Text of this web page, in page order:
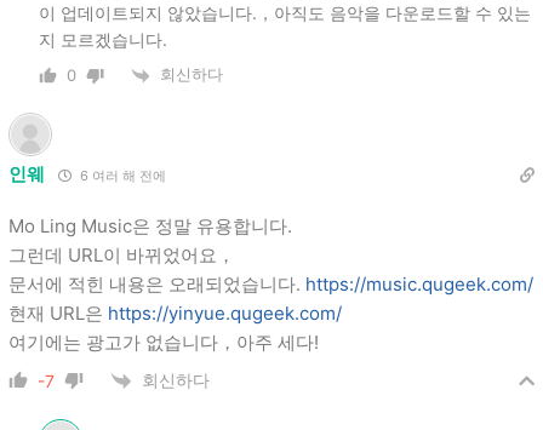
이 업데이트되지 않았습니다.，아직도 음악을 다운로드할 수 있는
지 모르겠습니다.
0 회신하다
인웨 6 여러 해 전에
Mo Ling Music은 정말 유용합니다.
그런데 URL이 바뀌었어요，
문서에 적힌 내용은 오래되었습니다. https://music.qugeek.com/
현재 URL은 https://yinyue.qugeek.com/
여기에는 광고가 없습니다，아주 세다!
-7 회신하다